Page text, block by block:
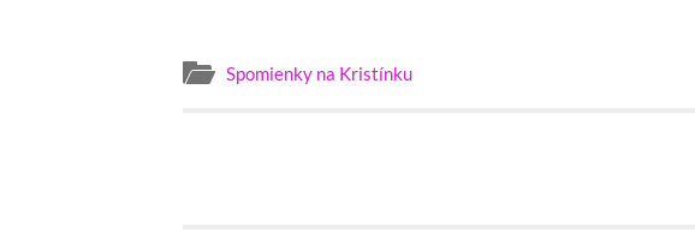
Spomienky na Kristínku